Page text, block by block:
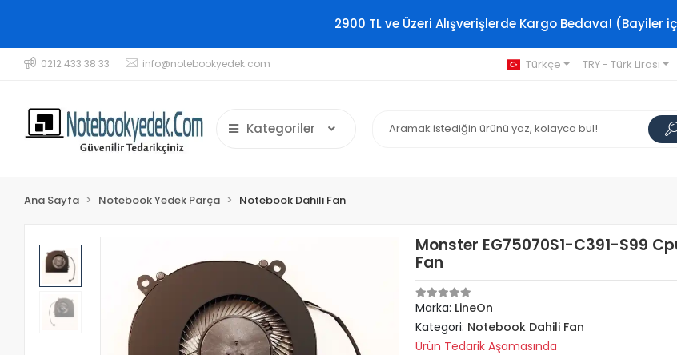
2900 TL ve Üzeri Alışverişlerde Kargo Bedava! (Bayiler
0212 433 38 33 info@notebookyedek.com Türkçe TRY - Türk Lirası
Kategoriler
Ana Sayfa Notebook Yedek Parça Notebook Dahili Fan
Monster EG75070S1-C391-S99
Fan
Marka: LineOn
Kategori: Notebook Dahili Fan
Ürün Tedarik Aşamasında